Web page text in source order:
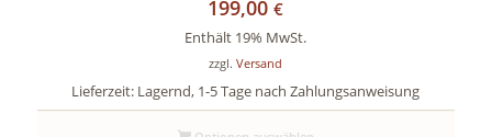
199,00€
Enthält 19% MwSt.
zzgl.Versand
Lieferzeit: Lagernd, 1-5 Tage nach Zahlungsanweisung